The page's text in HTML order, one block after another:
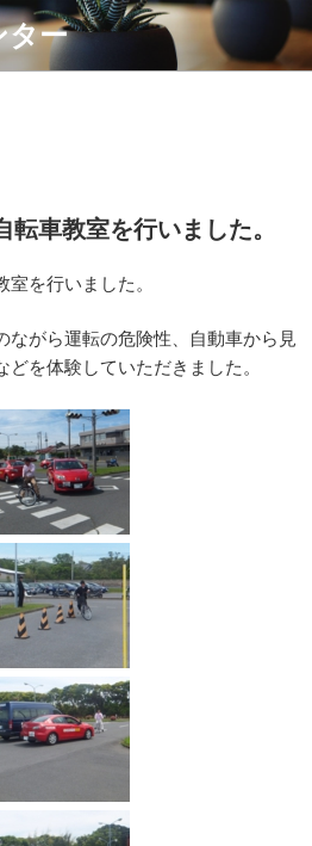
ター
車教室を行いました。
を行いました。
ながら運転の危険性、自動車から見
を体験していただきました。